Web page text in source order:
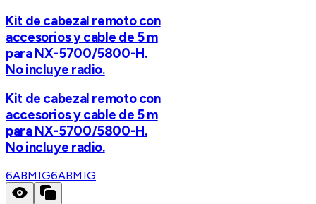
Kit de cabezal remoto con
accesorios y cable de 5 m
para NX-5700/5800-H.
No incluye radio.
Kit de cabezal remoto con
accesorios y cable de 5 m
para NX-5700/5800-H.
No incluye radio.
6ABMIG6ABMIG